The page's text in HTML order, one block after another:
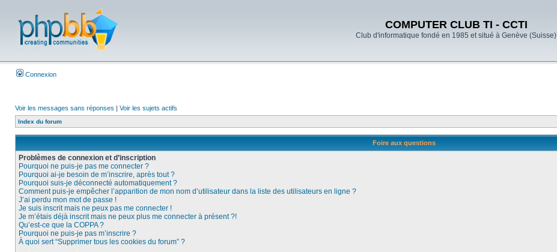
COMPUTER CLUB TI - CCTI
Club d'informatique fondé en 1985 et situé à Genève (Suisse)
Connexion
Voir les messages sans réponses | Voir les sujets actifs
Index du forum
Foire aux questions
Problèmes de connexion et d’inscription
Pourquoi ne puis-je pas me connecter ?
Pourquoi ai-je besoin de m’inscrire, après tout ?
Pourquoi suis-je déconnecté automatiquement ?
Comment puis-je empêcher l’apparition de mon nom d’utilisateur dans la liste des utilisateurs en ligne ?
J’ai perdu mon mot de passe !
Je suis inscrit mais ne peux pas me connecter !
Je m’étais déjà inscrit mais ne peux plus me connecter à présent ?!
Qu’est-ce que la COPPA ?
Pourquoi ne puis-je pas m’inscrire ?
À quoi sert “Supprimer tous les cookies du forum” ?